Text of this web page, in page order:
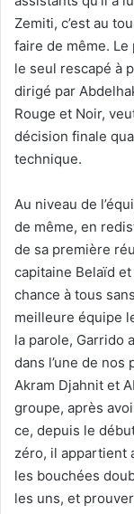
Zemiti, c’est au
faire de même.
le seul rescapé à
dirigé par
Rouge et Noir,
décision finale
technique.
Au niveau de
de même, en
de sa première
capitaine Belaïd
chance à tous
meilleure équipe
la parole, Garrido
dans l’une de
Akram Djahnit et
groupe, après
ce, depuis le
zéro, il appartient
les bouchées
les uns, et